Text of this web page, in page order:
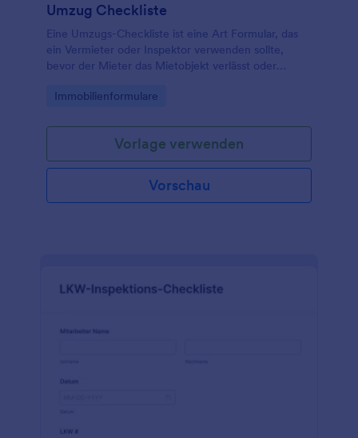
Umzug Checkliste
Eine Umzugs-Checkliste ist eine Art Formular, das
ein Vermieter oder Inspektor verwenden sollte,
bevor der Mieter das Mietobjekt verlässt oder
Go to Category:
Immobilienformulare
Vorlage verwenden
Vorschau